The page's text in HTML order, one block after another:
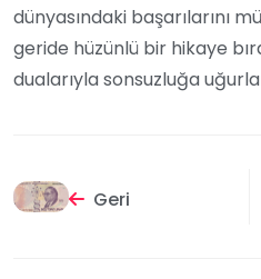
dünyasındaki başarılarını
geride hüzünlü bir hikaye
dualarıyla sonsuzluğa
Geri